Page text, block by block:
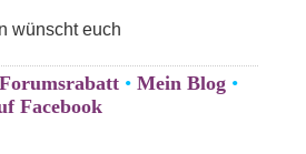
wünscht euch
Forumsrabatt • Mein Blog •
Facebook